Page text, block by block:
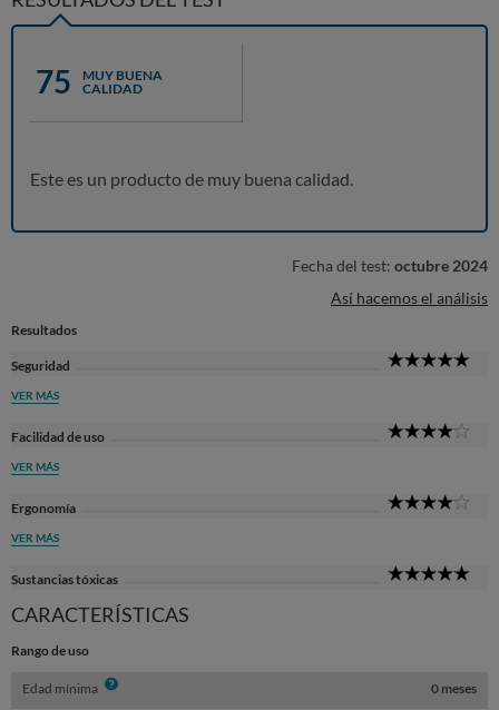
75
MUY BUENA
CALIDAD
Este es un producto de muy buena calidad.
Fecha del test: octubre 2024
Así hacemos el análisis
Resultados
Seguridad
VER MÁS
Facilidad de uso
VER MÁS
Ergonomía
VER MÁS
Sustancias tóxicas
CARACTERÍSTICAS
Rango de uso
Edad mínima Info 0 meses